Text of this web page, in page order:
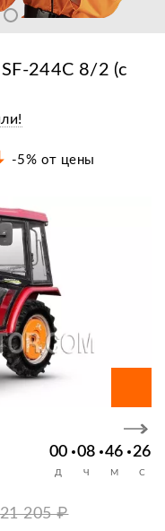
244С 8/2 (с
-5% от цены
00 08 46 25
Д Ч М С
205 ₽